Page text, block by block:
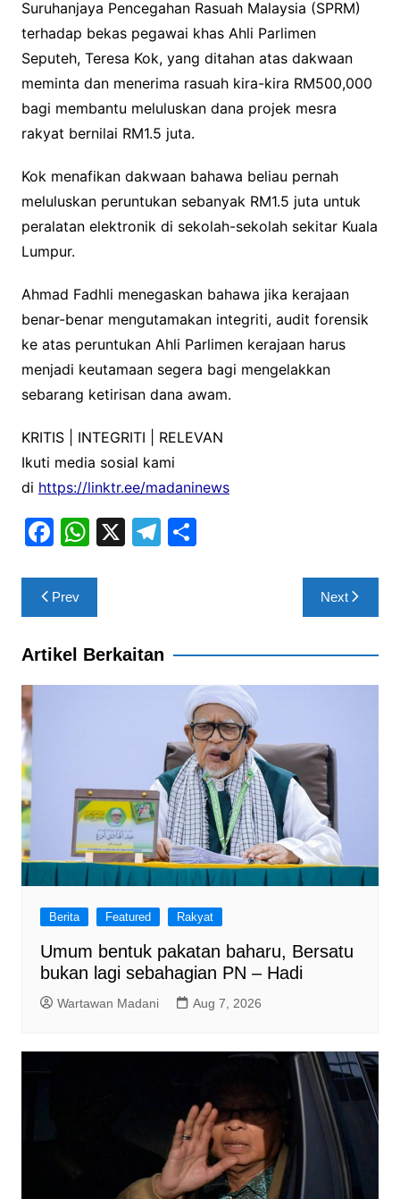
Suruhanjaya Pencegahan Rasuah Malaysia (SPRM)
terhadap bekas pegawai khas Ahli Parlimen
Seputeh, Teresa Kok, yang ditahan atas dakwaan
meminta dan menerima rasuah kira-kira RM500,000
bagi membantu meluluskan dana projek mesra
rakyat bernilai RM1.5 juta.
Kok menafikan dakwaan bahawa beliau pernah
meluluskan peruntukan sebanyak RM1.5 juta untuk
peralatan elektronik di sekolah-sekolah sekitar Kuala
Lumpur.
Ahmad Fadhli menegaskan bahawa jika kerajaan
benar-benar mengutamakan integriti, audit forensik
ke atas peruntukan Ahli Parlimen kerajaan harus
menjadi keutamaan segera bagi mengelakkan
sebarang ketirisan dana awam.
KRITIS | INTEGRITI | RELEVAN
Ikuti media sosial kami
di https://linktr.ee/madaninews
F
c
e
b
W
at
s
A
X T
a
S
Post
navigation
Prev Next
Artikel Berkaitan
Berita Featured Rakyat
Umum bentuk pakatan baharu, Bersatu
bukan lagi sebahagian PN – Hadi
Wartawan Madani Aug 7, 2026